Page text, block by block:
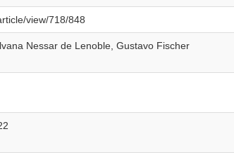
view/718/848
Nessar de Lenoble, Gustavo Fischer